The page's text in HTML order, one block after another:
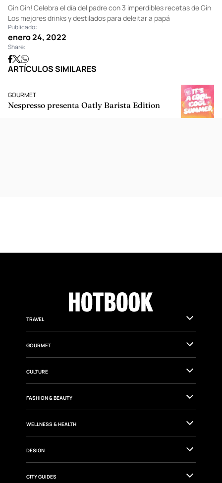
Gin Gin! Celebra el día del padre con 3 imperdibles recetas de Gin
Los mejores drinks y destilados para deleitar a papá
Publicado:
enero 24, 2022
Share:
ARTÍCULOS SIMILARES
GOURMET
Nespresso presenta Oatly Barista Edition
TRAVEL
GOURMET
CULTURE
FASHION & BEAUTY
WELLNESS & HEALTH
DESIGN
CITY GUIDES